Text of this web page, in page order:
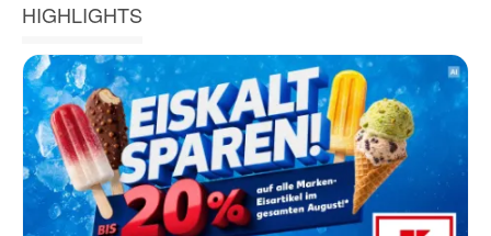
HIGHLIGHTS